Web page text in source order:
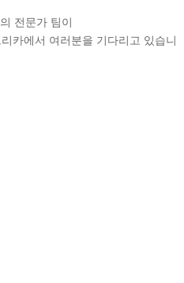
전문가 팀이
카에서 여러분을 기다리고 있습니